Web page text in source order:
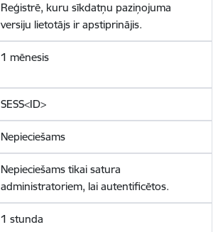
Reģistrē, kuru sīkdatņu paziņojuma
versiju lietotājs ir apstiprinājis.
1 mēnesis
SESS<ID>
Nepieciešams
Nepieciešams tikai satura
administratoriem, lai autentificētos.
1 stunda